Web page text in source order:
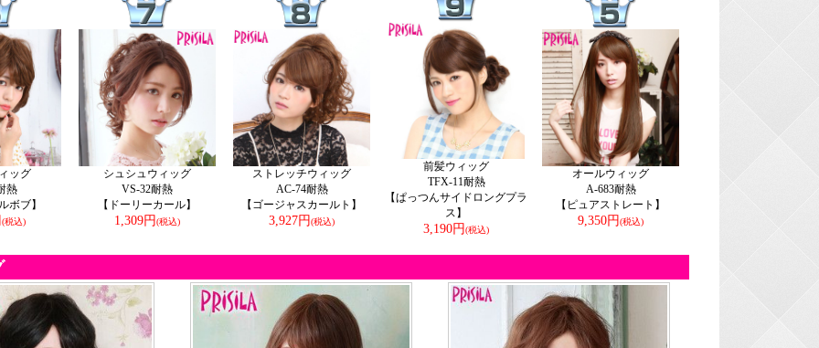
ッグ
熱
ボブ】
(税込)
シュシュウィッグ
VS-32耐熱
【ドーリーカール】
1,309円(税込)
ストレッチウィッグ
AC-74耐熱
【ゴージャスカールト】
3,927円(税込)
前髪ウィッグ
TFX-11耐熱
【ぱっつんサイドロングプラ
ス】
3,190円(税込)
オールウィッグ
A-683耐熱
【ピュアストレート】
9,350円(税込)